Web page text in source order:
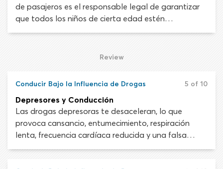
de pasajeros es el responsable legal de garantizar
que todos los niños de cierta edad estén
asegurados con un sistema de sujeción adecuado.
para niños son diferentes en cada estado. La
puede aumentar hasta $1.000 o más.
Review
Conducir Bajo la Influencia de Drogas 5 of 10
Depresores y Conducción
Las drogas depresoras te desaceleran, lo que
provoca cansancio, entumecimiento, respiración
lenta, frecuencia cardíaca reducida y una falsa
sensación de felicidad y calma. Este módulo analiza